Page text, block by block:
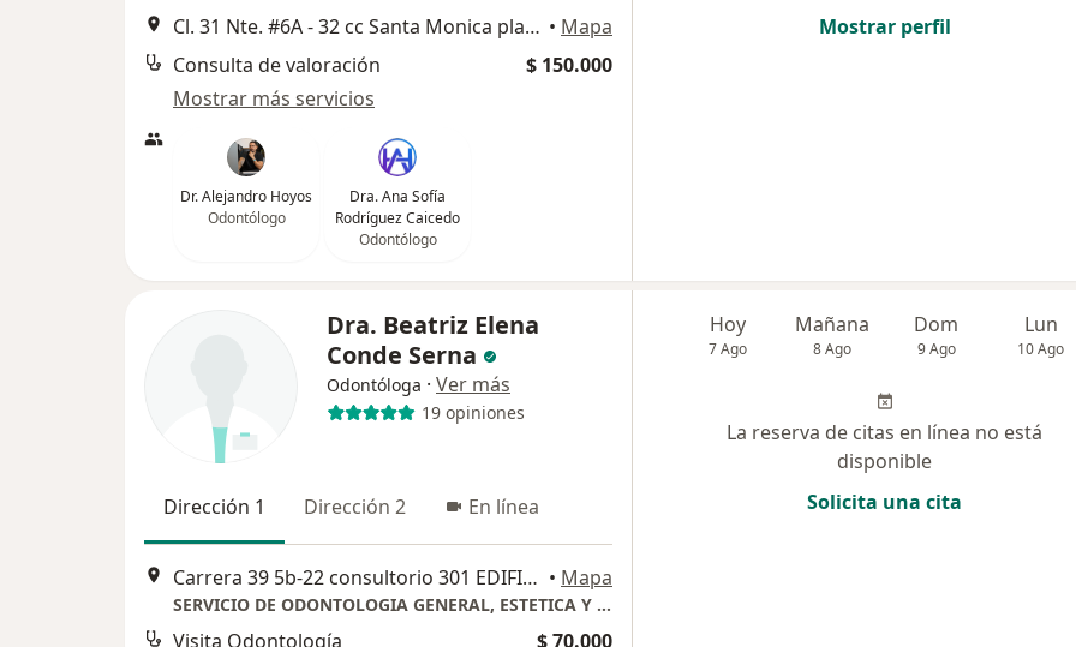
Cl. 31 Nte. #6A - 32 cc Santa Monica plaza local 102, Cali • Mapa
Consulta de valoración
$ 150.000
Mostrar más servicios
Dr. Alejandro Hoyos
Odontólogo
Dra. Ana Sofía
Rodríguez Caicedo
Odontólogo
Mostrar perfil
Dra. Beatriz Elena
Conde Serna
Odontóloga · Ver más
19 opiniones
Dirección 1 Dirección 2 En línea
Carrera 39 5b-22 consultorio 301 EDIFICIO SANTA TERESA, Cali • Mapa
SERVICIO DE ODONTOLOGIA GENERAL, ESTETICA Y REAHABILITACION ORAL
Visita Odontología $ 70.000
Hoy
7 Ago
Mañana
8 Ago
Dom
9 Ago
Lun
10 Ago
La reserva de citas en línea no está
disponible
Solicita una cita